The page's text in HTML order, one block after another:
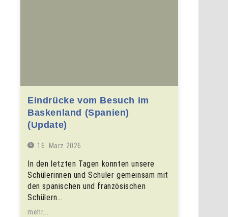
Eindrücke vom Besuch im
Baskenland (Spanien)
(Update)
16. März 2026
In den letzten Tagen konnten unsere
Schülerinnen und Schüler gemeinsam mit
den spanischen und französischen
Schülern…
mehr...